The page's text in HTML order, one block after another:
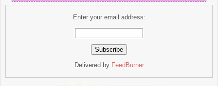
Enter your email address:
Delivered by FeedBurner